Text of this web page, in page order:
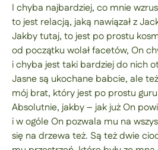
I chyba najbardziej, co mnie
to jest relacją, jaką nawiązał z
Jakby tutaj, to jest po prostu
od początku wolał facetów, On
i chyba jest taki bardziej do nich
Jasne są ukochane babcie, ale
mój brat, który jest po prostu
Absolutnie, jakby – jak już On
i w ogóle On pozwala mu na
się na drzewa też. Są też dwie